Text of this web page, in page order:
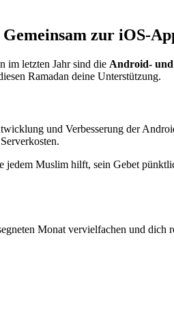
zur iOS-
im letzten Jahr sind die Android-
Ramadan deine Unterstützung.
und Verbesserung der
jedem Muslim hilft, sein Gebet
Monat vervielfachen und dich